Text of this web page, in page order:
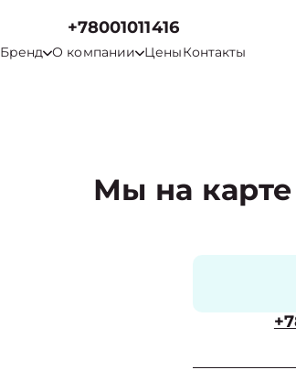
+78001011416
Бренд О компании ЦеныКонтакты
Мы на карте